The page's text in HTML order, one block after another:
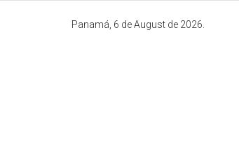
Panamá, 6 de August de 2026.